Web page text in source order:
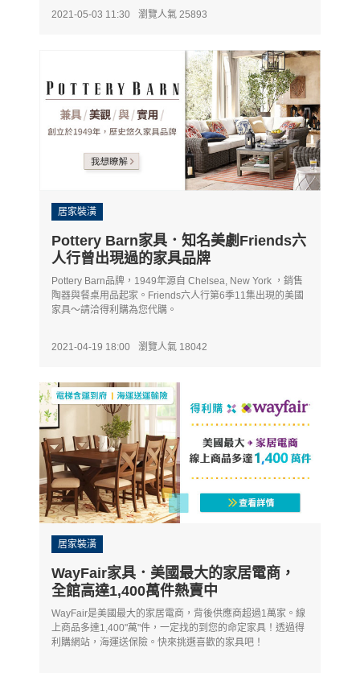
2021-05-03 11:30 瀏覽人氣 25893
居家裝潢
Pottery Barn家具．知名美劇Friends六
人行曾出現過的家具品牌
Pottery Barn品牌，1949年源自 Chelsea, New York ，銷售
陶器與餐桌用品起家。Friends六人行第6季11集出現的美國
家具～請洽得利購為您代購。
2021-04-19 18:00 瀏覽人氣 18042
居家裝潢
WayFair家具．美國最大的家居電商，
全館高達1,400萬件熱賣中
WayFair是美國最大的家居電商，背後供應商超過1萬家。線
上商品多達1,400"萬"件，一定找的到您的命定家具！透過得
利購網站，海運送保險。快來挑選喜歡的家具吧！